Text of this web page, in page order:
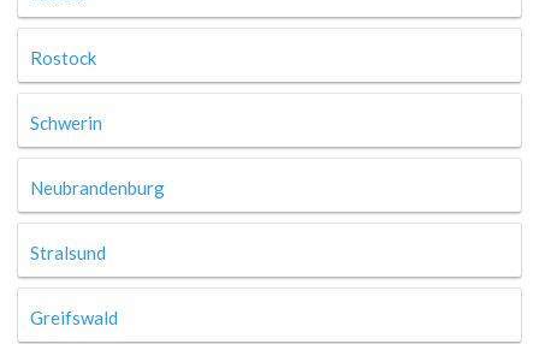
Rostock
Schwerin
Neubrandenburg
Stralsund
Greifswald